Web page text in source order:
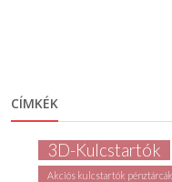
CÍMKÉK
3D-Kulcstartók
Akciós kulcstartók pénztárcák